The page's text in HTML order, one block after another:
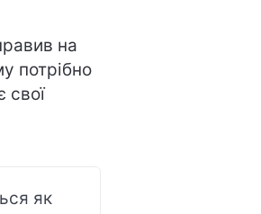
на
потрібно
свої
як